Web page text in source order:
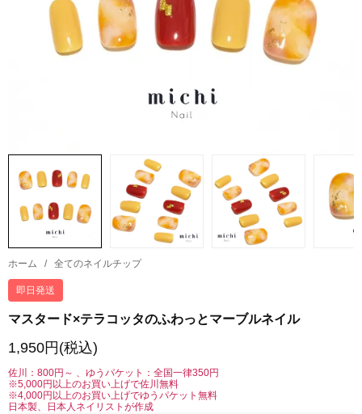
ホーム / 全てのネイルチップ
即日発送
マスタード×テラコッタのふわっとマーブルネイル
1,950円(税込)
佐川：800円～ 、ゆうパケット：全国一律350円
※5,000円以上のお買い上げで佐川無料
※4,000円以上のお買い上げでゆうパケット無料
日本製、日本人ネイリストが作成